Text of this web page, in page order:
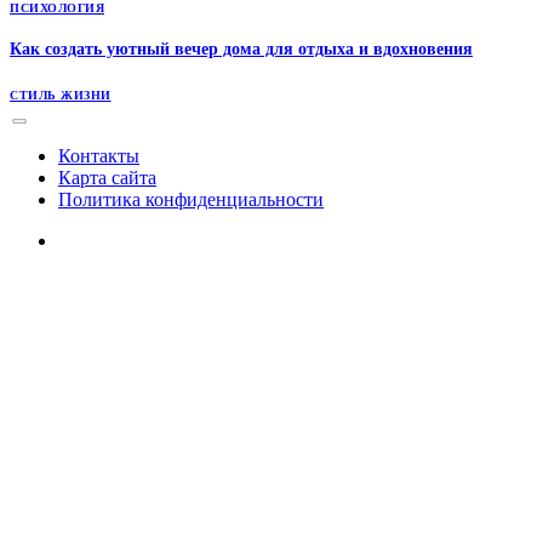
ПСИХОЛОГИЯ
Как создать уютный вечер дома для отдыха и вдохновения
СТИЛЬ ЖИЗНИ
Контакты
Карта сайта
Политика конфиденциальности